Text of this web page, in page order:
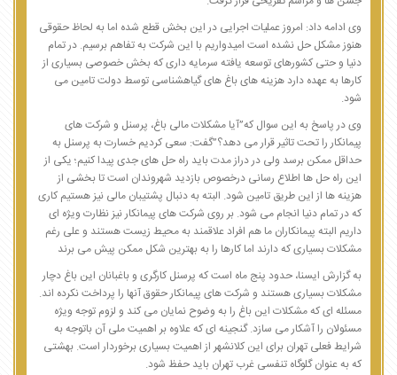
وی ادامه داد: امروز عملیات اجرایی در این بخش قطع شده اما به لحاظ حقوقی
هنوز مشکل حل نشده است امیدواریم با این شرکت به تفاهم برسیم. در تمام
دنیا و حتی کشورهای توسعه یافته سرمایه داری که بخش خصوصی بسیاری از
کارها به عهده دارد هزینه های باغ های گیاهشناسی توسط دولت تامین می
شود.
وی در پاسخ به این سوال که”آیا مشکلات مالی باغ، پرسنل و شرکت های
پیمانکار را تحت تاثیر قرار می دهد؟”گفت: سعی کردیم خسارت به پرسنل به
حداقل ممکن برسد ولی در دراز مدت باید راه حل های جدی پیدا کنیم؛ یکی از
این راه حل ها اطلاع رسانی درخصوص بازدید شهروندان است تا بخشی از
هزینه ها از این طریق تامین شود. البته به دنبال پشتیبان مالی نیز هستیم کاری
که در تمام دنیا انجام می شود. بر روی شرکت های پیمانکار نیز نظارت ویژه ای
داریم البته پیمانکاران ما هم افراد علاقمند به محیط زیست هستند و علی رغم
مشکلات بسیاری که دارند اما کارها را به بهترین شکل ممکن پیش می برند
به گزارش ایسنا، حدود پنج ماه است که پرسنل کارگری و باغبانان این باغ دچار
مشکلات بسیاری هستند و شرکت های پیمانکار حقوق آنها را پرداخت نکرده اند.
مسئله ای که مشکلات این باغ را به وضوح نمایان می کند و لزوم توجه ویژه
مسئولان را آشکار می سازد. گنجینه ای که علاوه بر اهمیت ملی آن باتوجه به
شرایط فعلی تهران برای این کلانشهر از اهمیت بسیاری برخوردار است. بهشتی
که به عنوان گلوگاه تنفسی غرب تهران باید حفظ شود.